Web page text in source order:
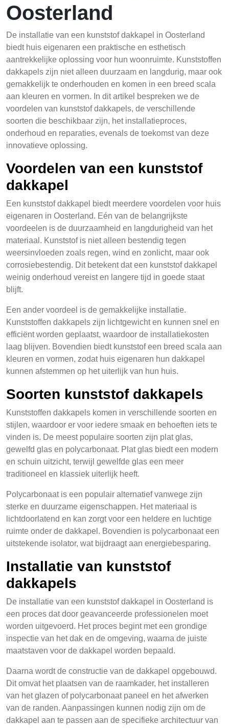
Oosterland
De installatie van een kunststof dakkapel in Oosterland
biedt huis eigenaren een praktische en esthetisch
aantrekkelijke oplossing voor hun woonruimte. Kunststoffen
dakkapels zijn niet alleen duurzaam en langdurig, maar ook
gemakkelijk te onderhouden en komen in een breed scala
aan kleuren en vormen. In dit artikel bespreken we de
voordelen van kunststof dakkapels, de verschillende
soorten die beschikbaar zijn, het installatieproces,
onderhoud en reparaties, evenals de toekomst van deze
innovatieve oplossing.
Voordelen van een kunststof
dakkapel
Een kunststof dakkapel biedt meerdere voordelen voor huis
eigenaren in Oosterland. Eén van de belangrijkste
voordeelen is de duurzaamheid en langdurigheid van het
materiaal. Kunststof is niet alleen bestendig tegen
weersinvloeden zoals regen, wind en zonlicht, maar ook
corrosiebestendig. Dit betekent dat een kunststof dakkapel
weinig onderhoud vereist en langere tijd in goede staat
blijft.
Een ander voordeel is de gemakkelijke installatie.
Kunststoffen dakkapels zijn lichtgewicht en kunnen snel en
efficiënt worden geplaatst, waardoor de installatiekosten
laag blijven. Bovendien biedt kunststof een breed scala aan
kleuren en vormen, zodat huis eigenaren hun dakkapel
kunnen afstemmen op het uiterlijk van hun huis.
Soorten kunststof dakkapels
Kunststoffen dakkapels komen in verschillende soorten en
stijlen, waardoor er voor iedere smaak en behoeften iets te
vinden is. De meest populaire soorten zijn plat glas,
gewelfd glas en polycarbonaat. Plat glas biedt een modern
en schuin uitzicht, terwijl gewelfde glas een meer
traditioneel en klassiek uiterlijk heeft.
Polycarbonaat is een populair alternatief vanwege zijn
sterke en duurzame eigenschappen. Het materiaal is
lichtdoorlatend en kan zorgt voor een heldere en luchtige
ruimte onder de dakkapel. Bovendien is polycarbonaat een
uitstekende isolator, wat bijdraagt aan energiebesparing.
Installatie van kunststof
dakkapels
De installatie van een kunststof dakkapel in Oosterland is
een proces dat door geavanceerde professionelen moet
worden uitgevoerd. Het proces begint met een grondige
inspectie van het dak en de omgeving, waarna de juiste
maatstaven voor de dakkapel worden bepaald.
Daarna wordt de constructie van de dakkapel opgebouwd.
Dit omvat het plaatsen van de raamkader, het installeren
van het glazen of polycarbonaat paneel en het afwerken
van de randen. Aanpassingen kunnen nodig zijn om de
dakkapel aan te passen aan de specifieke architectuur van